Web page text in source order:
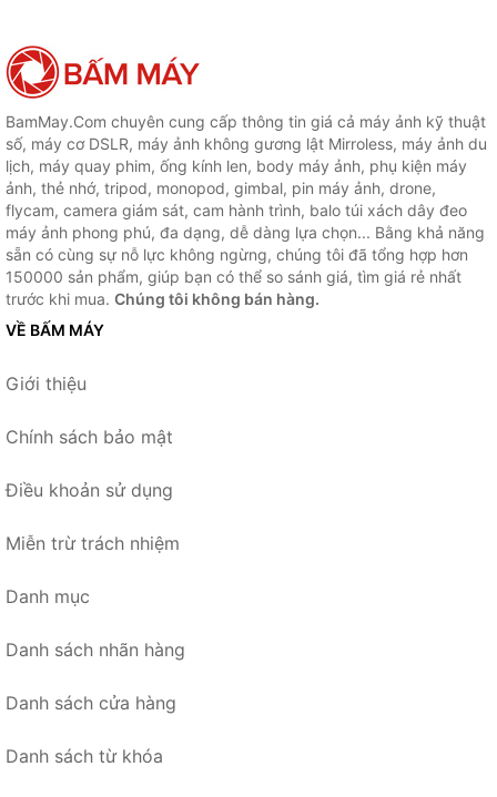
BamMay.Com chuyên cung cấp thông tin giá cả máy ảnh kỹ thuật
số, máy cơ DSLR, máy ảnh không gương lật Mirroless, máy ảnh du
lịch, máy quay phim, ống kính len, body máy ảnh, phụ kiện máy
ảnh, thẻ nhớ, tripod, monopod, gimbal, pin máy ảnh, drone,
flycam, camera giám sát, cam hành trình, balo túi xách dây đeo
máy ảnh phong phú, đa dạng, dễ dàng lựa chọn... Bằng khả năng
sẵn có cùng sự nỗ lực không ngừng, chúng tôi đã tổng hợp hơn
150000 sản phẩm, giúp bạn có thể so sánh giá, tìm giá rẻ nhất
trước khi mua. Chúng tôi không bán hàng.
VỀ BẤM MÁY
Giới thiệu
Chính sách bảo mật
Điều khoản sử dụng
Miễn trừ trách nhiệm
Danh mục
Danh sách nhãn hàng
Danh sách cửa hàng
Danh sách từ khóa